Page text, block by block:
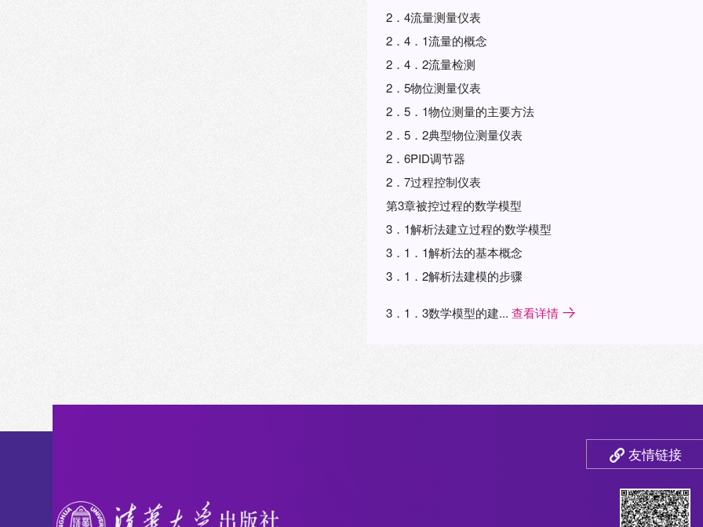
2．4流量测量仪表
2．4．1流量的概念
2．4．2流量检测
2．5物位测量仪表
2．5．1物位测量的主要方法
2．5．2典型物位测量仪表
2．6PID调节器
2．7过程控制仪表
第3章被控过程的数学模型
3．1解析法建立过程的数学模型
3．1．1解析法的基本概念
3．1．2解析法建模的步骤
3．1．3数学模型的建... 查看详情
友情链接